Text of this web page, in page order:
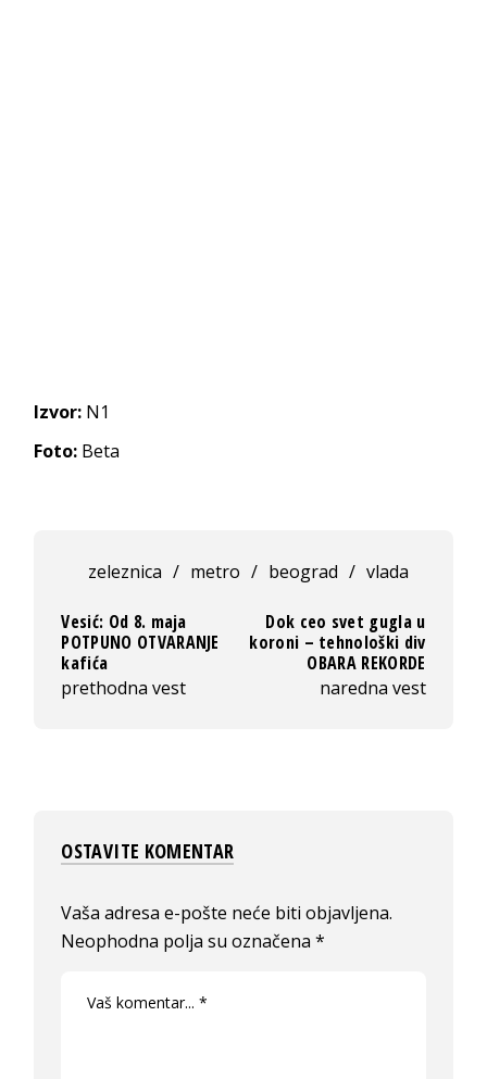
Izvor: N1
Foto: Beta
zeleznica / metro / beograd / vlada
Vesić: Od 8. maja
POTPUNO OTVARANJE
kafića
prethodna vest
Dok ceo svet gugla u
koroni – tehnološki div
OBARA REKORDE
naredna vest
OSTAVITE KOMENTAR
Vaša adresa e-pošte neće biti objavljena.
Neophodna polja su označena*